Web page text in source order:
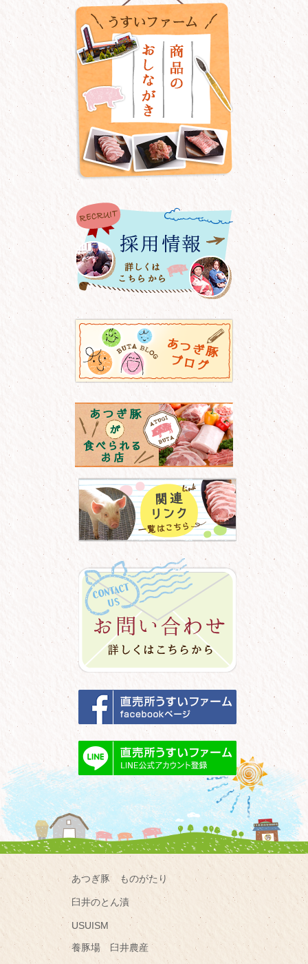
あつぎ豚 ものがたり
臼井のとん漬
USUISM
養豚場 臼井農産